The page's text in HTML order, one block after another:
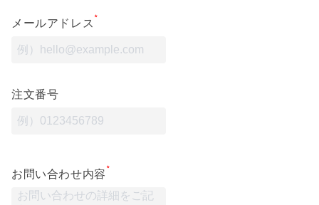
メールアドレス*
注文番号
お問い合わせ内容*